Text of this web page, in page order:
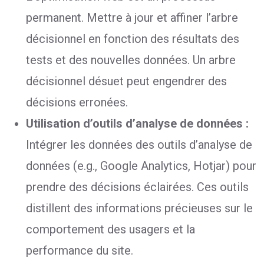
permanent. Mettre à jour et affiner l’arbre
décisionnel en fonction des résultats des
tests et des nouvelles données. Un arbre
décisionnel désuet peut engendrer des
décisions erronées.
Utilisation d’outils d’analyse de données :
Intégrer les données des outils d’analyse de
données (e.g., Google Analytics, Hotjar) pour
prendre des décisions éclairées. Ces outils
distillent des informations précieuses sur le
comportement des usagers et la
performance du site.